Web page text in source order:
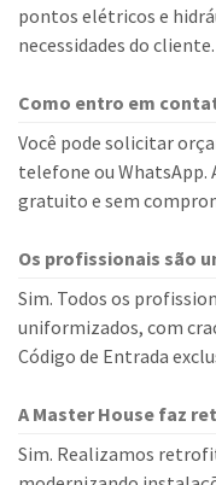
pontos elétricos e
necessidades do cliente.
Como entro em
Você pode solicitar
telefone ou WhatsApp.
gratuito e sem
Os profissionais são
Sim. Todos os
uniformizados, com
Código de Entrada
A Master House faz
Sim. Realizamos